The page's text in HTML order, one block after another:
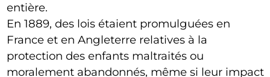
entière.
En 1889, des lois étaient promulguées en
France et en Angleterre relatives à la
protection des enfants maltraités ou
moralement abandonnés, même si leur impact